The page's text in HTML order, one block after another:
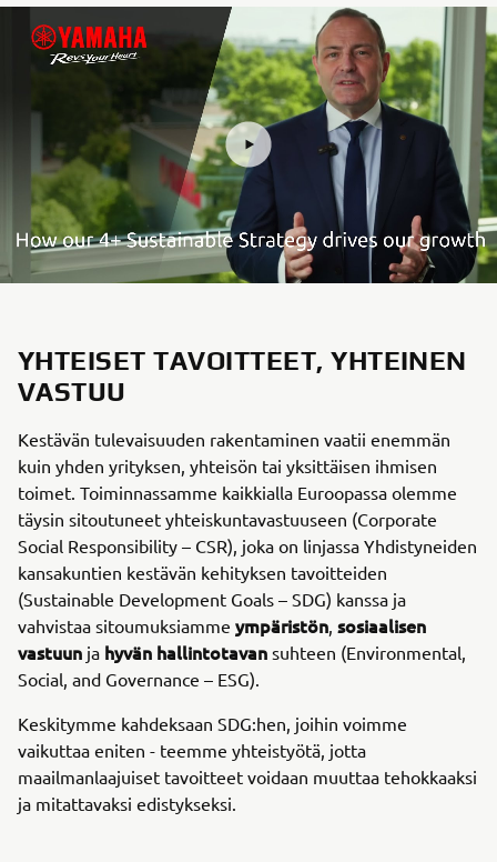
YHTEISET TAVOITTEET, YHTEINEN
VASTUU
Kestävän tulevaisuuden rakentaminen vaatii enemmän
kuin yhden yrityksen, yhteisön tai yksittäisen ihmisen
toimet. Toiminnassamme kaikkialla Euroopassa olemme
täysin sitoutuneet yhteiskuntavastuuseen (Corporate
Social Responsibility – CSR), joka on linjassa Yhdistyneiden
kansakuntien kestävän kehityksen tavoitteiden
(Sustainable Development Goals – SDG) kanssa ja
vahvistaa sitoumuksiamme ympäristön sosiaalisen
vastuun ja hyvän hallintotavan suhteen (Environmental,
Social, and Governance – ESG).
Keskitymme kahdeksaan SDG:hen, joihin voimme
vaikuttaa eniten - teemme yhteistyötä, jotta
maailmanlaajuiset tavoitteet voidaan muuttaa tehokkaaksi
ja mitattavaksi edistykseksi.